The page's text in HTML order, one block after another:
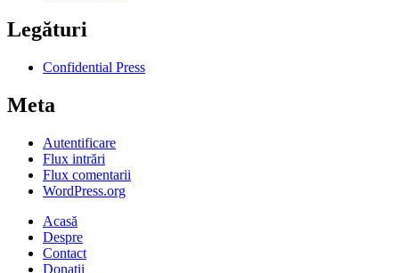
Legături
Confidential Press
Meta
Autentificare
Flux intrări
Flux comentarii
WordPress.org
Acasă
Despre
Contact
Donații